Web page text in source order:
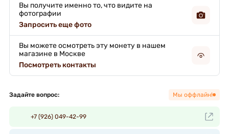
Вы получите именно то, что видите на
фотографии
Запросить еще фото
Вы можете осмотреть эту монету в нашем
магазине в Москве
Посмотреть контакты
Задайте вопрос: Мы оффлайн!
+7 (926) 049-42-99